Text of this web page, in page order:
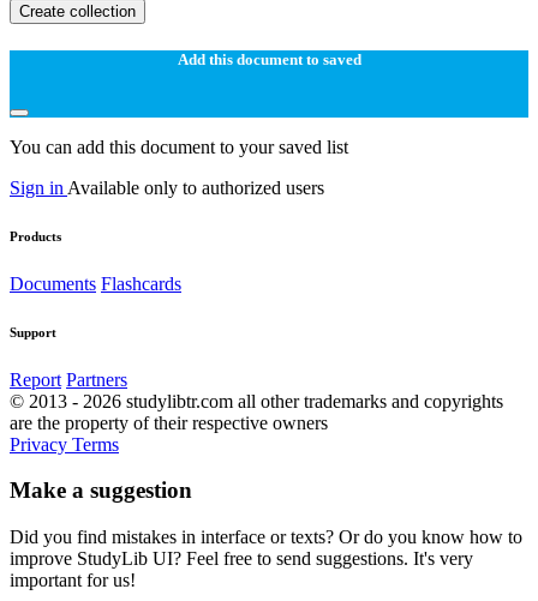
Create collection
Add this document to saved
You can add this document to your saved list
Sign in Available only to authorized users
Products
Documents Flashcards
Support
Report Partners
© 2013 - 2026 studylibtr.com all other trademarks and copyrights
are the property of their respective owners
Privacy Terms
Make a suggestion
Did you find mistakes in interface or texts? Or do you know how to
improve StudyLib UI? Feel free to send suggestions. It's very
important for us!